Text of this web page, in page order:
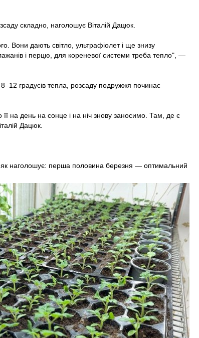
складно, наголошує Віталій Дацюк.
Вони дають світло, ультрафіолет і ще знизу
і перцю, для кореневої системи треба тепло", —
градусів тепла, розсаду подружжя починає
на день на сонце і на ніч знову заносимо. Там, де є
Дацюк.
наголошує: перша половина березня — оптимальний